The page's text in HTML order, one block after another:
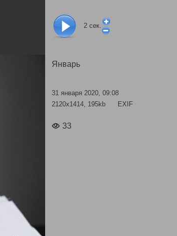
2 сек.
Январь
31 января 2020, 09:08
2120x1414, 195kb
EXIF
33